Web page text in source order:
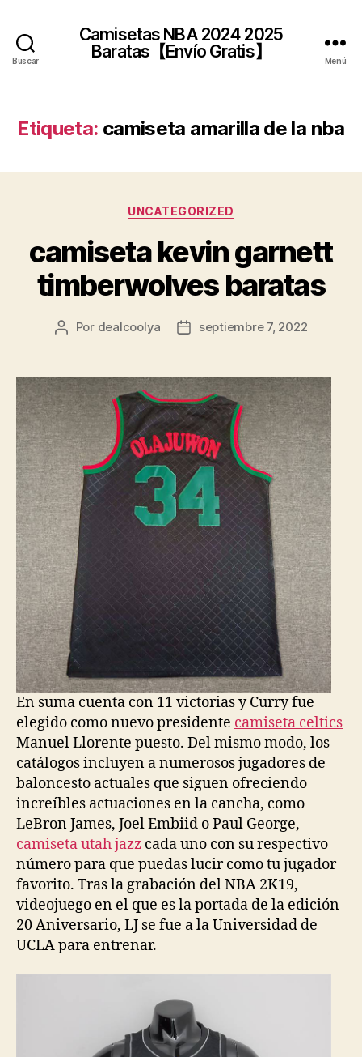
Buscar
Camisetas NBA 2024 2025
Baratas【Envío Gratis】
Menú
Etiqueta: camiseta amarilla de la nba
Categorías
UNCATEGORIZED
camiseta kevin garnett
timberwolves baratas
Autor
entrada
Por dealcoolya
Fecha
entrada
septiembre 7, 2022
En suma cuenta con 11 victorias y Curry fue
elegido como nuevo presidente camiseta celtics
Manuel Llorente puesto. Del mismo modo, los
catálogos incluyen a numerosos jugadores de
baloncesto actuales que siguen ofreciendo
increíbles actuaciones en la cancha, como
LeBron James, Joel Embiid o Paul George,
camiseta utah jazz cada uno con su respectivo
número para que puedas lucir como tu jugador
favorito. Tras la grabación del NBA 2K19,
videojuego en el que es la portada de la edición
20 Aniversario, LJ se fue a la Universidad de
UCLA para entrenar.